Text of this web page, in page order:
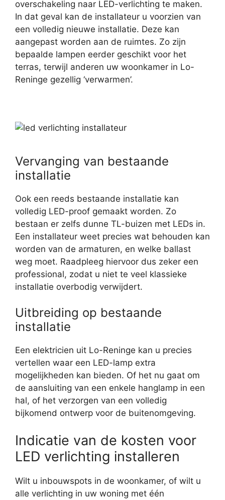
overschakeling naar LED-verlichting te maken.
In dat geval kan de installateur u voorzien van
een volledig nieuwe installatie. Deze kan
aangepast worden aan de ruimtes. Zo zijn
bepaalde lampen eerder geschikt voor het
terras, terwijl anderen uw woonkamer in Lo-
Reninge gezellig ‘verwarmen’.
Vervanging van bestaande
installatie
Ook een reeds bestaande installatie kan
volledig LED-proof gemaakt worden. Zo
bestaan er zelfs dunne TL-buizen met LEDs in.
Een installateur weet precies wat behouden kan
worden van de armaturen, en welke ballast
weg moet. Raadpleeg hiervoor dus zeker een
professional, zodat u niet te veel klassieke
installatie overbodig verwijdert.
Uitbreiding op bestaande
installatie
Een elektricien uit Lo-Reninge kan u precies
vertellen waar een LED-lamp extra
mogelijkheden kan bieden. Of het nu gaat om
de aansluiting van een enkele hanglamp in een
hal, of het verzorgen van een volledig
bijkomend ontwerp voor de buitenomgeving.
Indicatie van de kosten voor
LED verlichting installeren
Wilt u inbouwspots in de woonkamer, of wilt u
alle verlichting in uw woning met één